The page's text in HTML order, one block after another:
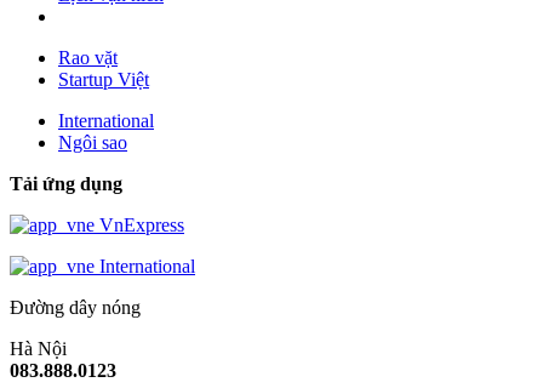
Rao vặt
Startup Việt
International
Ngôi sao
Tải ứng dụng
VnExpress
International
Đường dây nóng
Hà Nội
083.888.0123